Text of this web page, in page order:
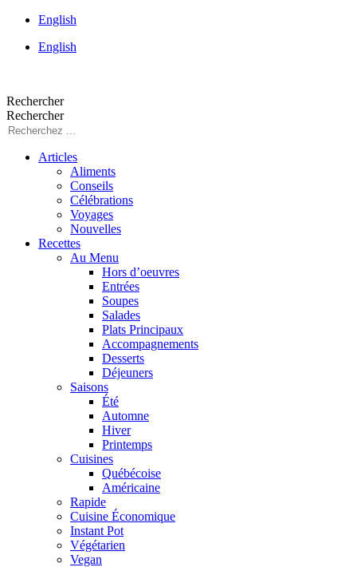
English
English
Rechercher
Rechercher
Articles
Aliments
Conseils
Célébrations
Voyages
Nouvelles
Recettes
Au Menu
Hors d’oeuvres
Entrées
Soupes
Salades
Plats Principaux
Accompagnements
Desserts
Déjeuners
Saisons
Été
Automne
Hiver
Printemps
Cuisines
Québécoise
Américaine
Rapide
Cuisine Économique
Instant Pot
Végétarien
Vegan